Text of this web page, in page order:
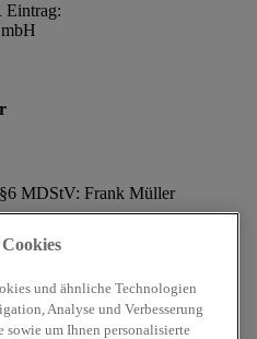
Eintrag:
MDStV: Frank Müller
Döbelund ähnliche Technologien
Analyse und Verbesserung
sowie um Ihnen personalisierte